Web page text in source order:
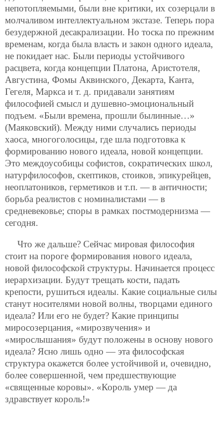
непотопляемыми, были вне критики, их созерцали в
молчаливом интеллектуальном экстазе. Теперь пора
безудержной десакрализации. Но тоска по прежним
временам, когда была власть и закон одного идеала,
не покидает нас. Были периоды устойчивого
расцвета, когда концепции Платона, Аристотеля,
Августина, Фомы Аквинского, Декарта, Канта,
Гегеля, Маркса и т. д. придавали занятиям
философией смысл и душевно-эмоциональный
подъем. «Были времена, прошли былинные…»
(Маяковский). Между ними случались периоды
хаоса, многоголосицы, где шла подготовка к
формированию нового идеала, новой концепции.
Это междоусобицы софистов, сократических школ,
натурфилософов, скептиков, стоиков, эпикурейцев,
неоплатоников, герметиков и т.п. — в античности;
борьба реалистов с номиналистами — в
средневековье; споры в рамках постмодернизма —
сегодня.
Что же дальше? Сейчас мировая философия
стоит на пороге формирования нового идеала,
новой философской структуры. Начинается процесс
иерархизации. Будут трещать кости, падать
крепости, рушиться идеалы. Какие социальные силы
станут носителями новой волны, творцами единого
идеала? Или его не будет? Какие принципы
миросозерцания, «мирозвучения» и
«мирослышания» будут положены в основу нового
идеала? Ясно лишь одно — эта философская
структура окажется более устойчивой и, очевидно,
более совершенной, чем предшествующие
«священные коровы». «Король умер — да
здравствует король!»